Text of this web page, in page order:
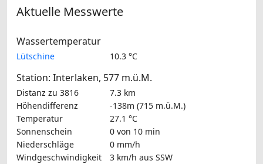
Aktuelle Messwerte
Wassertemperatur
Lütschine 10.3 °C
Station: Interlaken, 577 m.ü.M.
Distanz zu 3816
7.3 km
Höhendifferenz
-138m (715 m.ü.M.)
Temperatur
27.1 °C
Sonnenschein
0 von 10 min
Niederschläge
0 mm/h
Windgeschwindigkeit
3 km/h aus SSW